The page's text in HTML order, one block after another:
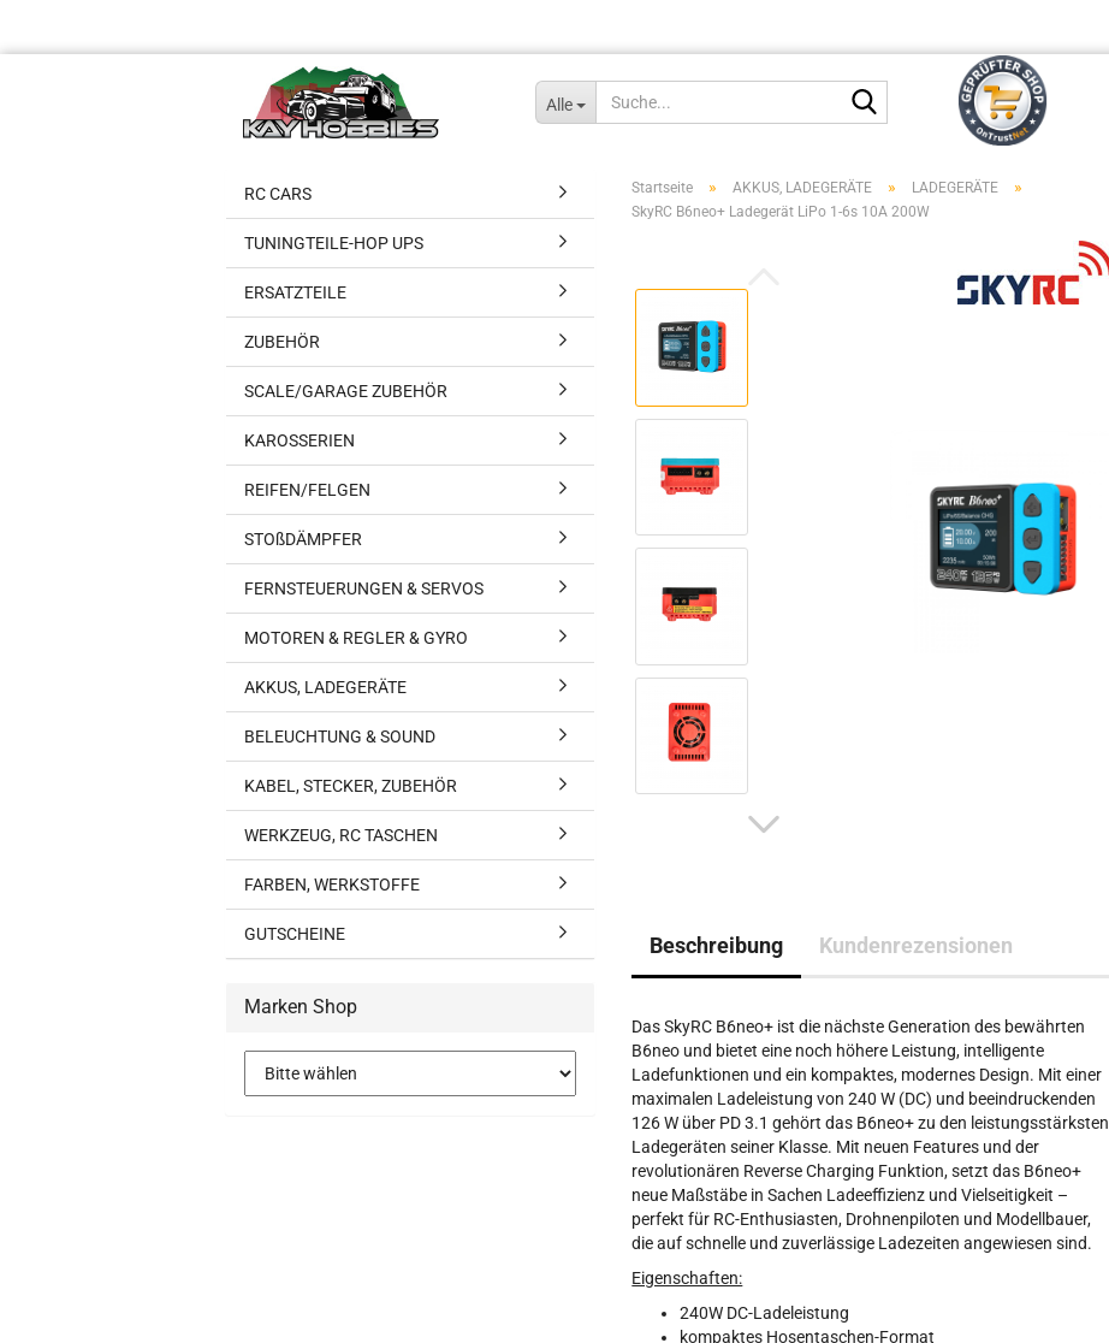
Alle
Startseite » AKKUS, LADEGERÄTE » LADEGERÄTE »
SkyRC B6neo+ Ladegerät LiPo 1-6s 10A 200W
Beschreibung Kundenrezensionen
Das SkyRC B6neo+ ist die nächste Generation des bewährten
B6neo und bietet eine noch höhere Leistung, intelligente
Ladefunktionen und ein kompaktes, modernes Design. Mit einer
maximalen Ladeleistung von 240 W (DC) und beeindruckenden
126 W über PD 3.1 gehört das B6neo+ zu den leistungsstärksten
Ladegeräten seiner Klasse. Mit neuen Features und der
revolutionären Reverse Charging Funktion, setzt das B6neo+
neue Maßstäbe in Sachen Ladeeffizienz und Vielseitigkeit –
perfekt für RC-Enthusiasten, Drohnenpiloten und Modellbauer,
die auf schnelle und zuverlässige Ladezeiten angewiesen sind.
Eigenschaften:
240W DC-Ladeleistung
kompaktes Hosentaschen-Format
RC CARS
TUNINGTEILE-HOP UPS
ERSATZTEILE
ZUBEHÖR
SCALE/GARAGE ZUBEHÖR
KAROSSERIEN
REIFEN/FELGEN
STOßDÄMPFER
FERNSTEUERUNGEN & SERVOS
MOTOREN & REGLER & GYRO
AKKUS, LADEGERÄTE
BELEUCHTUNG & SOUND
KABEL, STECKER, ZUBEHÖR
WERKZEUG, RC TASCHEN
FARBEN, WERKSTOFFE
GUTSCHEINE
Marken Shop